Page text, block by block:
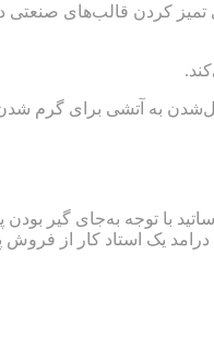
کردن قالب‌های صنعتی
به آتشی برای گرم
با توجه به‌جای گیر بودن
مثال می‌توان میزان کسب درامد یک